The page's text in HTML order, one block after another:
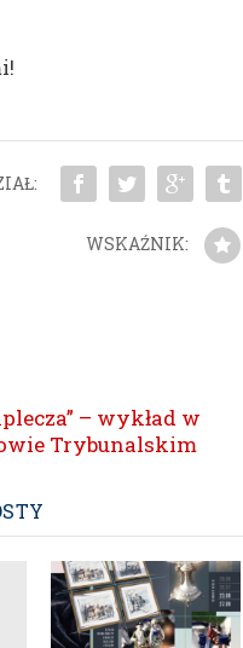
WSKAŹNIK:
– wykład w
Trybunalskim